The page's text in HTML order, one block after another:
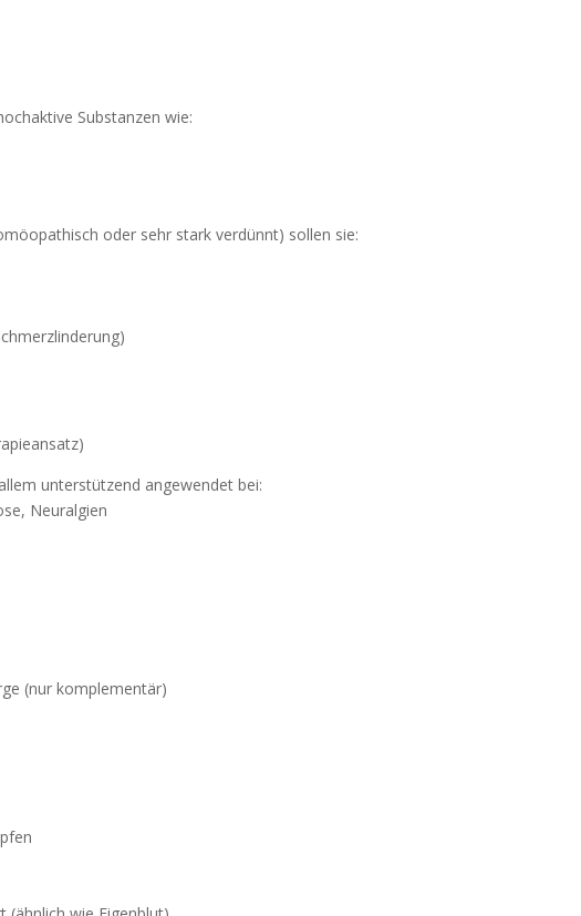
Substanzen wie:
oder sehr stark verdünnt) sollen sie:
unterstützend angewendet bei:
Neuralgien
(nur komplementär)